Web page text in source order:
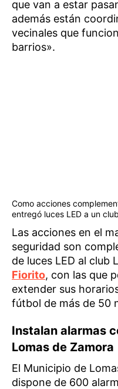
que van a estar
además están
vecinales que
barrios».
Como acciones
entregó luces LED a un
Las acciones en el
seguridad son
de luces LED al club
Fiorito, con las que
extender sus
fútbol de más de 50
Instalan alarmas
Lomas de Zamora
El Municipio de
dispone de 600